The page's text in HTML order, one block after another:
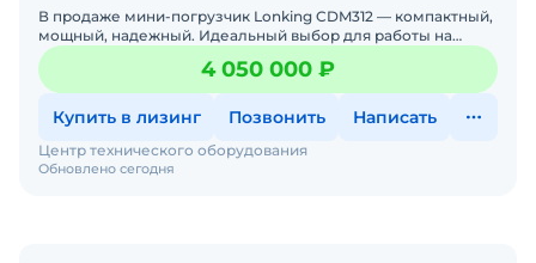
В продаже мини-погрузчик Lonking CDM312 — компактный,
мощный, надежный. Идеальный выбор для работы на
стройке, в коммунальном хозяйстве, на складах и фермах.
Ло
4 050 000 ₽
Купить в лизинг Позвонить Написать
Обновлено сегодня
Центр технического оборудования